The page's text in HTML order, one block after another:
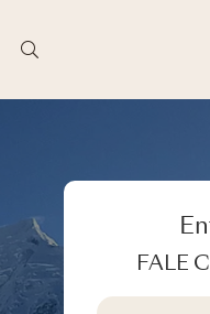
FALE